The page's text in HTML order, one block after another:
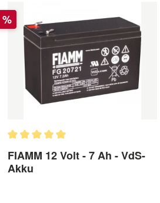
Rabatt
%
Durchschnittliche Bewertung von 5
FIAMM 12 Volt - 7 Ah - VdS-
Akku